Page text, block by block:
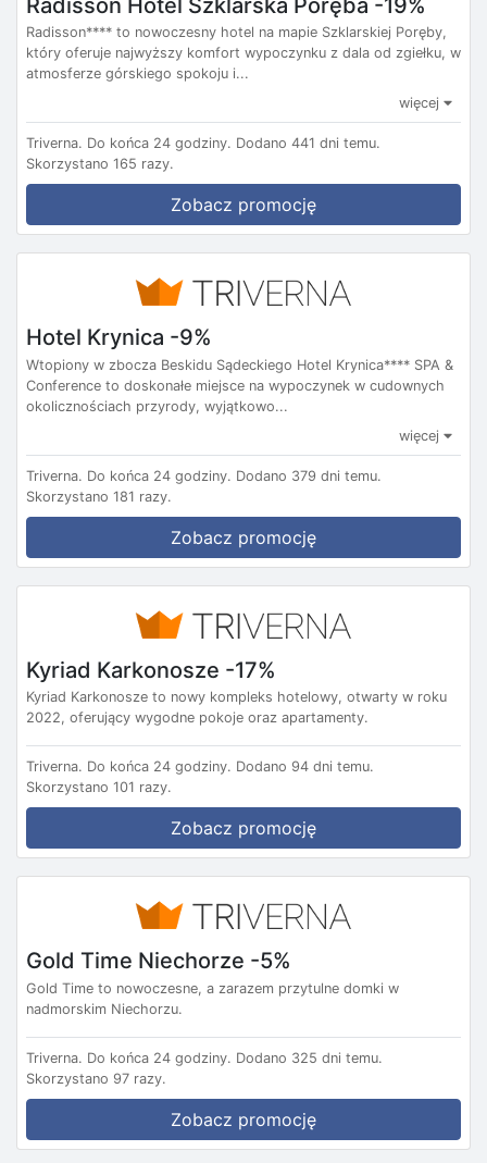
Radisson**** to nowoczesny hotel na mapie Szklarskiej Poręby,
który oferuje najwyższy komfort wypoczynku z dala od zgiełku, w
atmosferze górskiego spokoju i...
więcej
Triverna. Do końca 24 godziny. Dodano 441 dni temu.
Skorzystano 165 razy.
Zobacz promocję
Hotel Krynica -9%
Wtopiony w zbocza Beskidu Sądeckiego Hotel Krynica**** SPA &
Conference to doskonałe miejsce na wypoczynek w cudownych
okolicznościach przyrody, wyjątkowo...
więcej
Triverna. Do końca 24 godziny. Dodano 379 dni temu.
Skorzystano 181 razy.
Zobacz promocję
Kyriad Karkonosze -17%
Kyriad Karkonosze to nowy kompleks hotelowy, otwarty w roku
2022, oferujący wygodne pokoje oraz apartamenty.
Triverna. Do końca 24 godziny. Dodano 94 dni temu.
Skorzystano 101 razy.
Zobacz promocję
Gold Time Niechorze -5%
Gold Time to nowoczesne, a zarazem przytulne domki w
nadmorskim Niechorzu.
Triverna. Do końca 24 godziny. Dodano 325 dni temu.
Skorzystano 97 razy.
Zobacz promocję